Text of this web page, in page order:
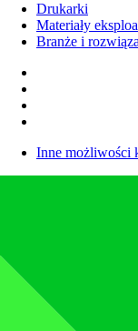
Drukarki
Materiały
Branże i
Inne możliwości